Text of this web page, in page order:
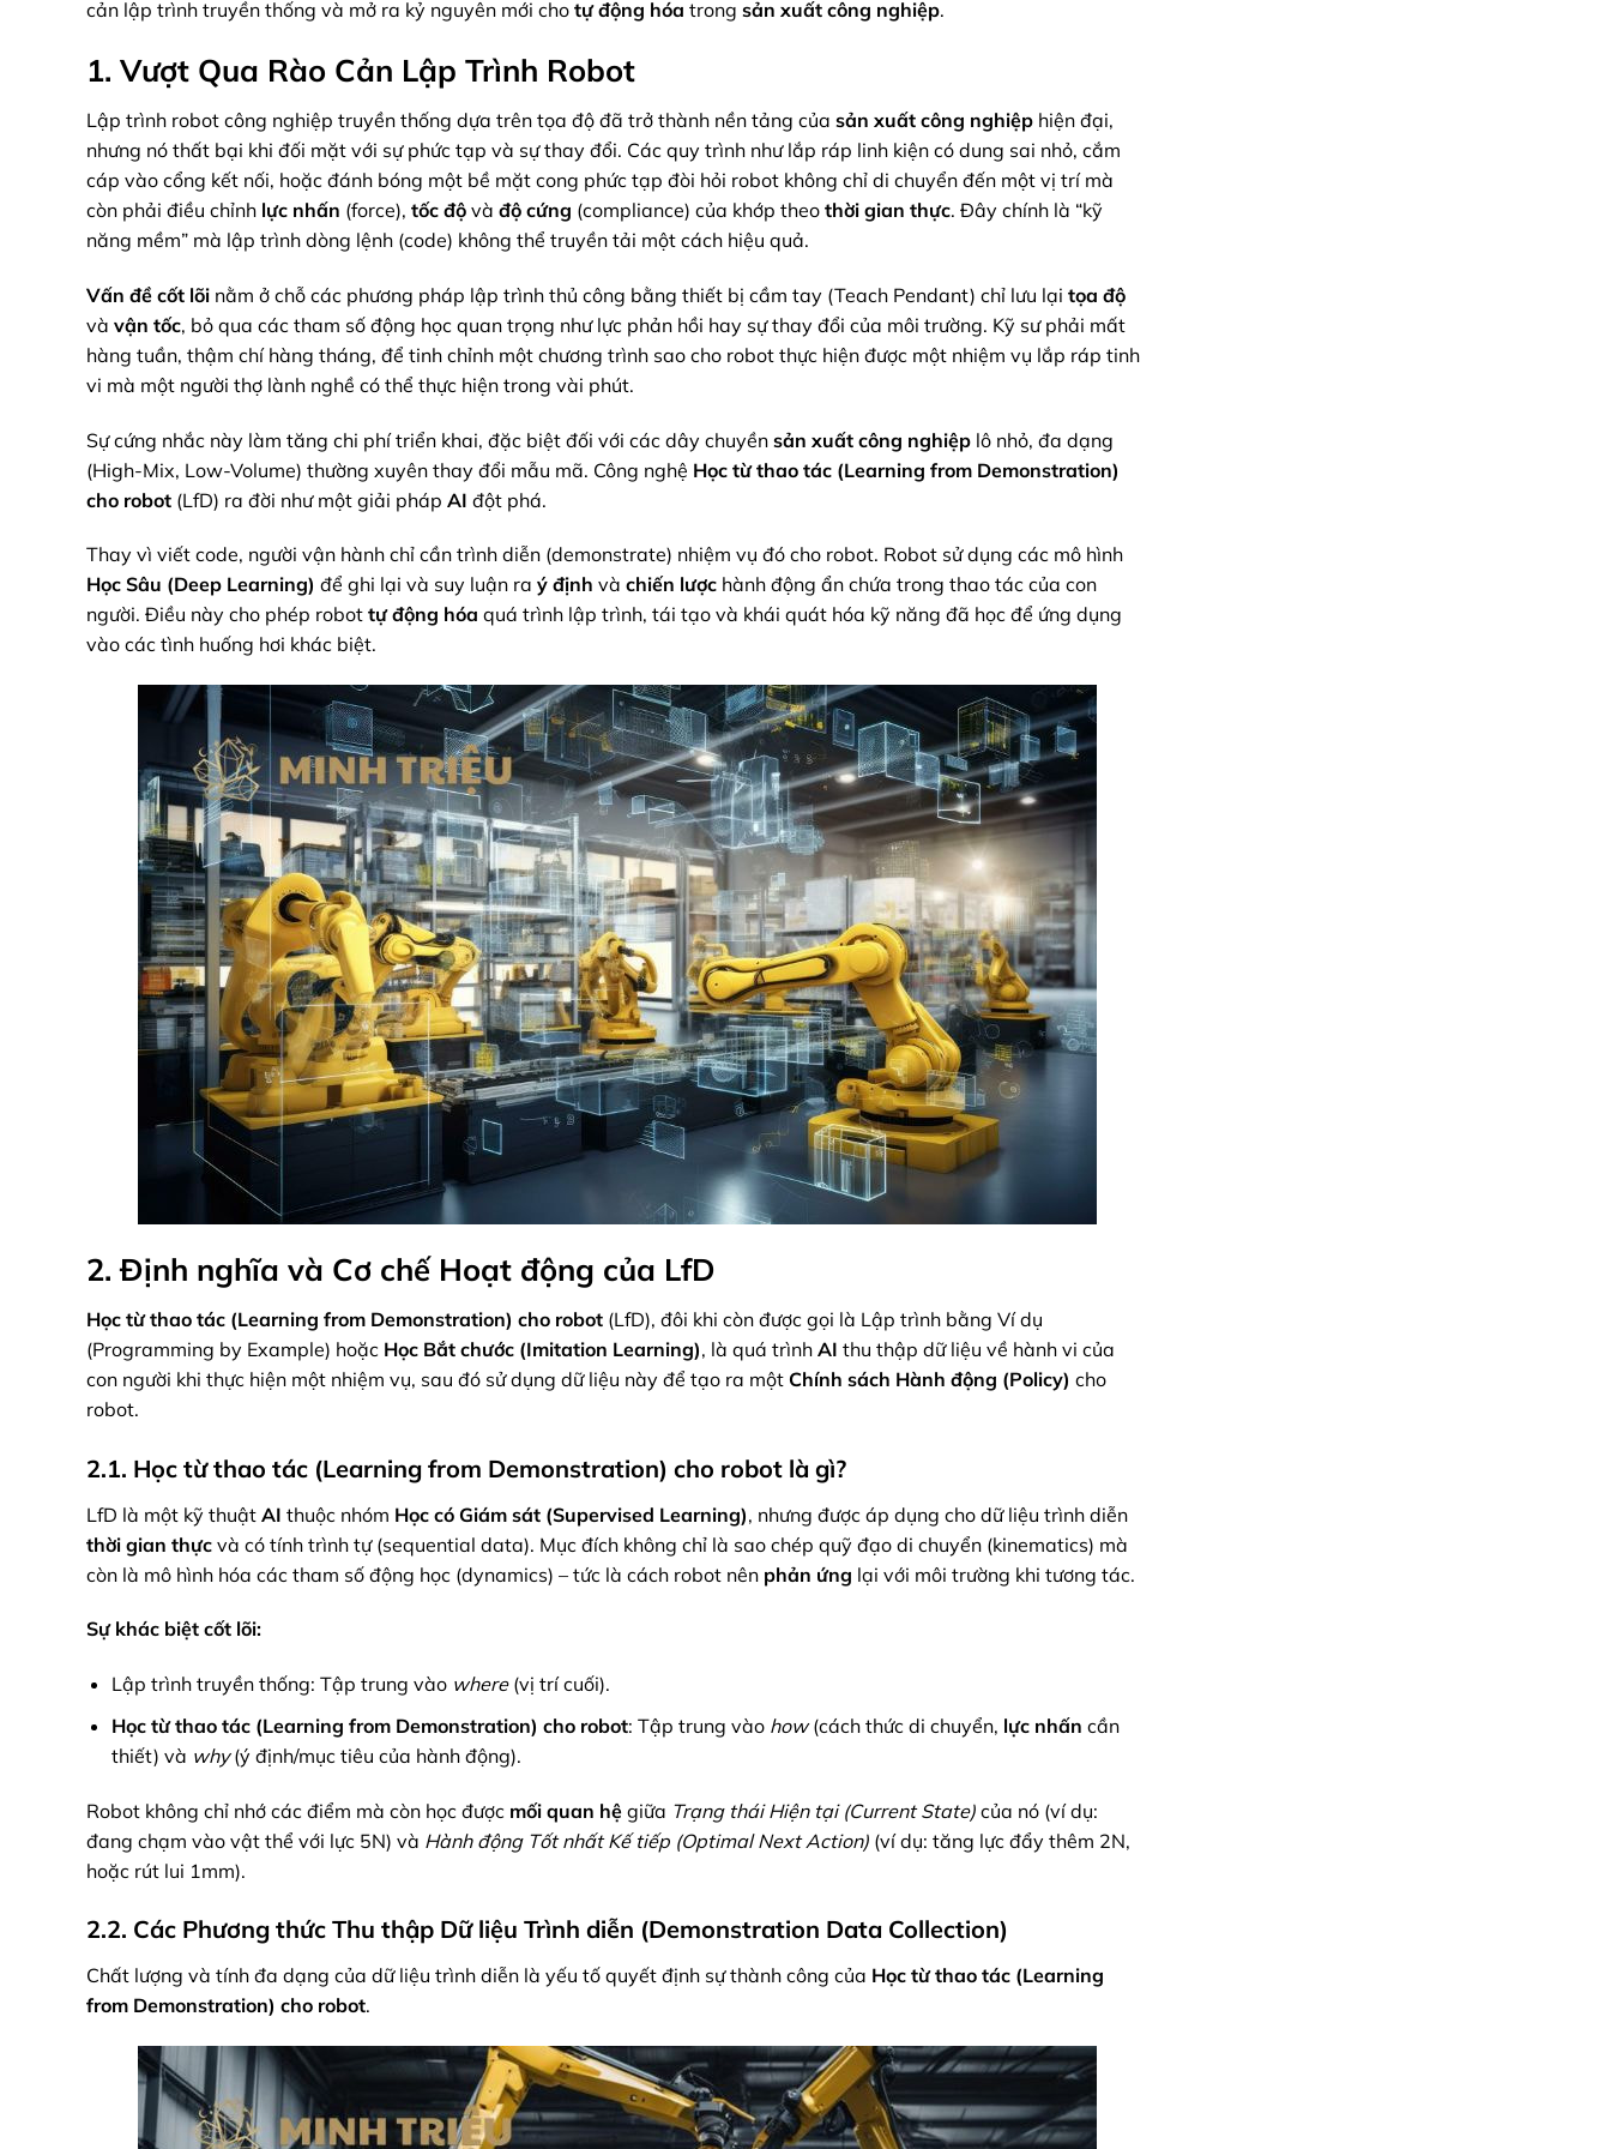
cản lập trình truyền thống và mở ra kỷ nguyên mới cho tự động hóa trong sản xuất công nghiệp.
1. Vượt Qua Rào Cản Lập Trình Robot
Lập trình robot công nghiệp truyền thống dựa trên tọa độ đã trở thành nền tảng của sản xuất công nghiệp hiện đại,
nhưng nó thất bại khi đối mặt với sự phức tạp và sự thay đổi. Các quy trình như lắp ráp linh kiện có dung sai nhỏ, cắm
cáp vào cổng kết nối, hoặc đánh bóng một bề mặt cong phức tạp đòi hỏi robot không chỉ di chuyển đến một vị trí mà
còn phải điều chỉnh lực nhấn (force), tốc độ và độ cứng (compliance) của khớp theo thời gian thực. Đây chính là “kỹ
năng mềm” mà lập trình dòng lệnh (code) không thể truyền tải một cách hiệu quả.
Vấn đề cốt lõi nằm ở chỗ các phương pháp lập trình thủ công bằng thiết bị cầm tay (Teach Pendant) chỉ lưu lại tọa độ
và vận tốc, bỏ qua các tham số động học quan trọng như lực phản hồi hay sự thay đổi của môi trường. Kỹ sư phải mất
hàng tuần, thậm chí hàng tháng, để tinh chỉnh một chương trình sao cho robot thực hiện được một nhiệm vụ lắp ráp tinh
vi mà một người thợ lành nghề có thể thực hiện trong vài phút.
Sự cứng nhắc này làm tăng chi phí triển khai, đặc biệt đối với các dây chuyền sản xuất công nghiệp lô nhỏ, đa dạng
(High-Mix, Low-Volume) thường xuyên thay đổi mẫu mã. Công nghệ Học từ thao tác (Learning from Demonstration)
cho robot (LfD) ra đời như một giải pháp AI đột phá.
Thay vì viết code, người vận hành chỉ cần trình diễn (demonstrate) nhiệm vụ đó cho robot. Robot sử dụng các mô hình
Học Sâu (Deep Learning) để ghi lại và suy luận ra ý định và chiến lược hành động ẩn chứa trong thao tác của con
người. Điều này cho phép robot tự động hóa quá trình lập trình, tái tạo và khái quát hóa kỹ năng đã học để ứng dụng
vào các tình huống hơi khác biệt.
2. Định nghĩa và Cơ chế Hoạt động của LfD
Học từ thao tác (Learning from Demonstration) cho robot (LfD), đôi khi còn được gọi là Lập trình bằng Ví dụ
(Programming by Example) hoặc Học Bắt chước (Imitation Learning), là quá trình AI thu thập dữ liệu về hành vi của
con người khi thực hiện một nhiệm vụ, sau đó sử dụng dữ liệu này để tạo ra một Chính sách Hành động (Policy) cho
robot.
2.1. Học từ thao tác (Learning from Demonstration) cho robot là gì?
LfD là một kỹ thuật AI thuộc nhóm Học có Giám sát (Supervised Learning), nhưng được áp dụng cho dữ liệu trình diễn
thời gian thực và có tính trình tự (sequential data). Mục đích không chỉ là sao chép quỹ đạo di chuyển (kinematics) mà
còn là mô hình hóa các tham số động học (dynamics) – tức là cách robot nên phản ứng lại với môi trường khi tương tác.
Sự khác biệt cốt lõi:
Lập trình truyền thống: Tập trung vào where(vị trí cuối).
Học từ thao tác (Learning from Demonstration) cho robot: Tập trung vào how(cách thức di chuyển, lực nhấn cần
thiết) và why(ý định/mục tiêu của hành động).
Robot không chỉ nhớ các điểm mà còn học được mối quan hệ giữa Trạng thái Hiện tại (Current State) của nó (ví dụ:
đang chạm vào vật thể với lực 5N) và Hành động Tốt nhất Kế tiếp (Optimal Next Action) (ví dụ: tăng lực đẩy thêm 2N,
hoặc rút lui 1mm).
2.2. Các Phương thức Thu thập Dữ liệu Trình diễn (Demonstration Data Collection)
Chất lượng và tính đa dạng của dữ liệu trình diễn là yếu tố quyết định sự thành công của Học từ thao tác (Learning
from Demonstration) cho robot.